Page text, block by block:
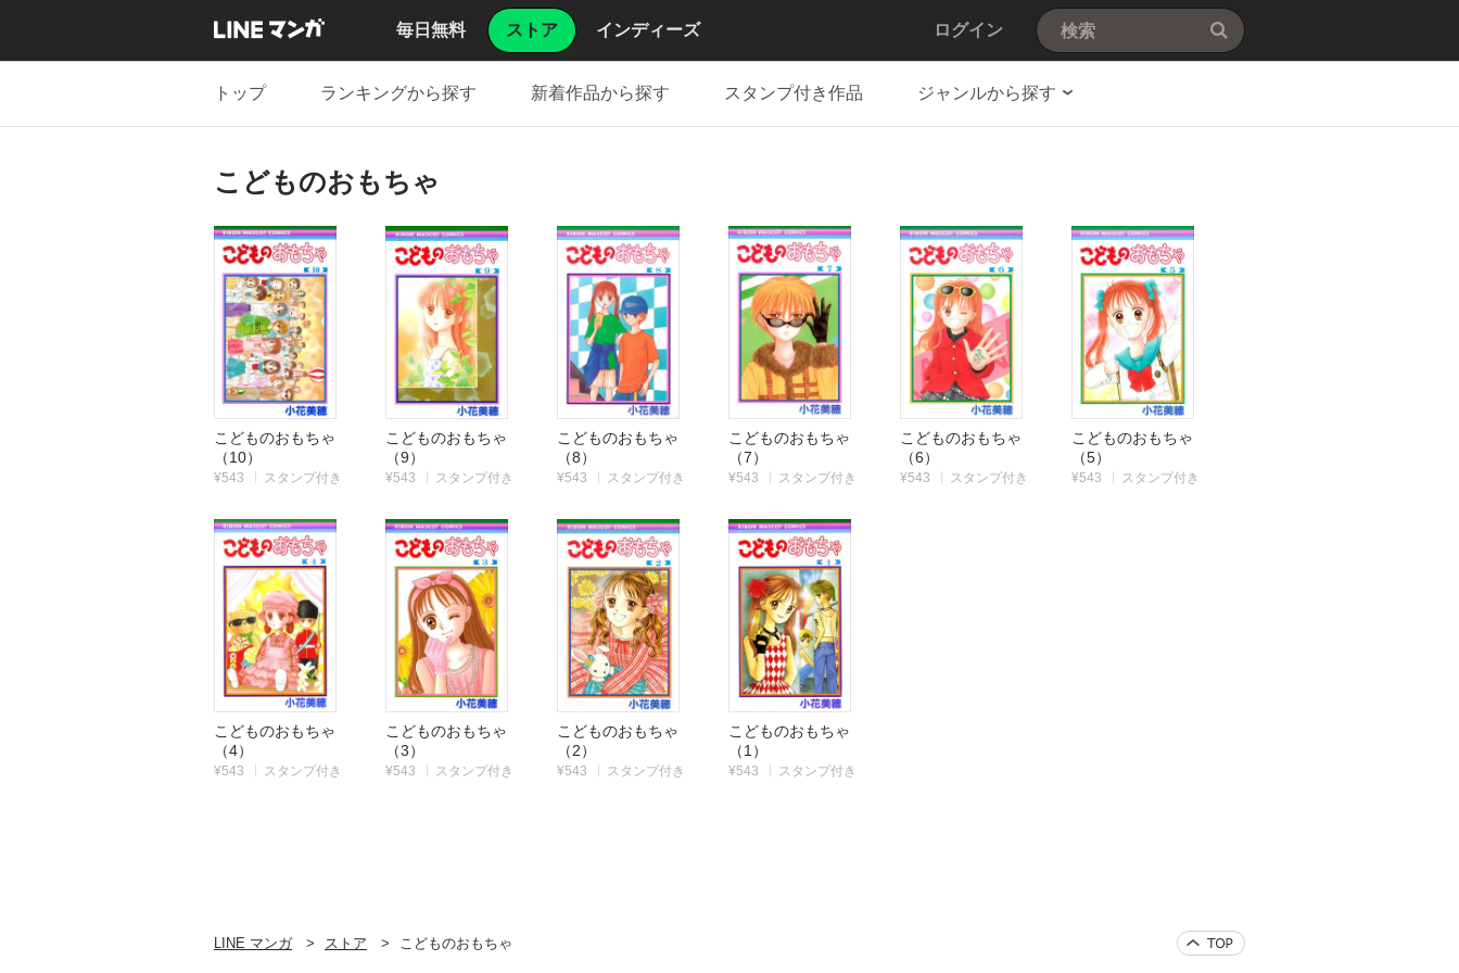
毎日無料 ストア インディーズ ログイン
トップ ランキングから探す 新着作品から探す スタンプ付き作品 ジャンルから探す
こどものおもちゃ
こどものおもちゃ
（10）
¥543 スタンプ付き
こどものおもちゃ
（9）
¥543 スタンプ付き
こどものおもちゃ
（8）
¥543 スタンプ付き
こどものおもちゃ
（7）
¥543 スタンプ付き
こどものおもちゃ
（6）
¥543 スタンプ付き
こどものおもちゃ
（5）
¥543 スタンプ付き
こどものおもちゃ
（4）
¥543 スタンプ付き
こどものおもちゃ
（3）
¥543 スタンプ付き
こどものおもちゃ
（2）
¥543 スタンプ付き
こどものおもちゃ
（1）
¥543 スタンプ付き
LINE マンガ ストア こどものおもちゃ